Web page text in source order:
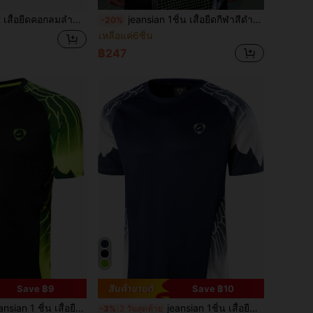
สื้อยืดกีฬาแขนยาว, เสื้อยืดปั่นจักรยาน, เหมาะสำหรับกีฬาฤดูใบไม้ผลิ/ฤดูร้อน, สวมใส่ลำลอง และชุดประจำวัน -20% jeansian 1ชิ้น เสื้อยืดกีฬาสีดำฟิต แขนสั้น สำหรับเทนนิส แบดมินตัน กอล์ฟ โบว์ลิ่ง วิ่ง ฝึกซ้อม #230
เหลือแค่6ชิ้น
฿247
Save ฿9
กีฬาผู้ชายสไตล์บอยเฟรนด์สีดำ-เขียว, แขนสั้น ทรงสลิมฟิต สำหรับวิ่ง เทนนิส กอล์ฟ โบว์ลิ่ง และฟิตเนส, แห้งเร็ว, LSL229 กีฬาฤดูร้อน
Save ฿10
-3% 2 วันสุดท้าย jeansian 1ชิ้น เสื้อยืดกีฬาแขนสั้นเข้ารูปสีน้ำเงินกรมท่าสำหรับผู้ชาย, เหมาะสำหรับเทนนิส, กอล์ฟ, โบว์ลิ่ง, วิ่ง, ผ้าซับเหงื่อ LSL229 ฤดูร้อน